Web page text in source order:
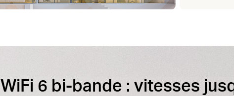
WiFi 6 bi-bande : vitesses